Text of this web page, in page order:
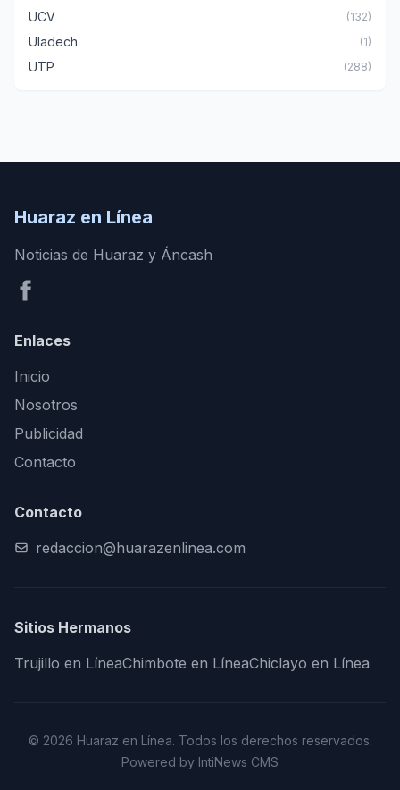
UCV (132)
Uladech (1)
UTP (288)
Huaraz en Línea
Noticias de Huaraz y Áncash
Enlaces
Inicio
Nosotros
Publicidad
Contacto
Contacto
redaccion@huarazenlinea.com
Sitios Hermanos
Trujillo en LíneaChimbote en LíneaChiclayo en Línea
© 2026 Huaraz en Línea. Todos los derechos reservados.
Powered by IntiNews CMS